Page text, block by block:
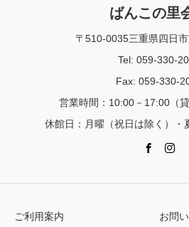
ばんこの里
〒510-0035三重県四日
Tel: 059-330-
Fax: 059-330-
営業時間：10:00－17:00（
休館日：月曜（祝日は除く）・
ご利用案内 お問